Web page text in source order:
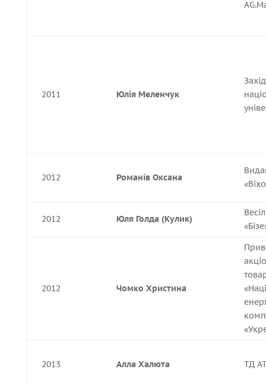
2011 Юлія Меленчук
2012 Романів Оксана
2012 Юля Голда (Кулик)
2012 Чомко Христина
2013 Алла Халюта ТД